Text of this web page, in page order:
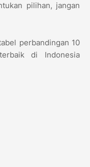
pilihan, jangan
perbandingan 10
di Indonesia